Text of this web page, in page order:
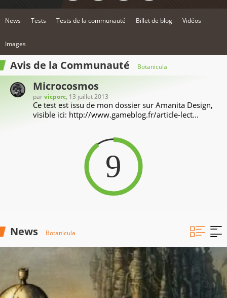
News Tests Tests de la communauté Billet de blog Vidéos
Images
Avis de la Communauté Botanicula
Microcosmos
parvicporc, 13 juillet 2013
Ce test est issu de mon dossier sur Amanita Design,
visible ici: http://www.gameblog.fr/article-lect...
9
News Botanicula